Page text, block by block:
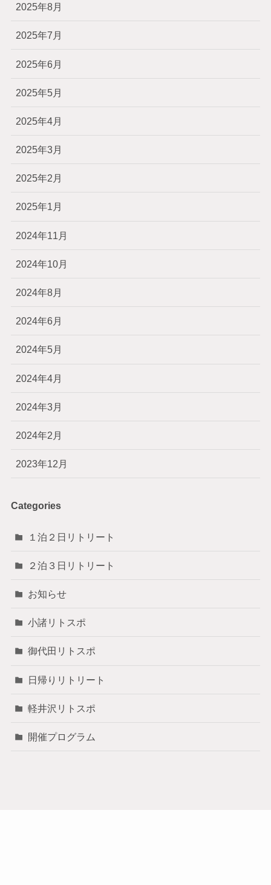
2025年8月
2025年7月
2025年6月
2025年5月
2025年4月
2025年3月
2025年2月
2025年1月
2024年11月
2024年10月
2024年8月
2024年6月
2024年5月
2024年4月
2024年3月
2024年2月
2023年12月
Categories
１泊２日リトリート
２泊３日リトリート
お知らせ
小諸リトスポ
御代田リトスポ
日帰りリトリート
軽井沢リトスポ
開催プログラム